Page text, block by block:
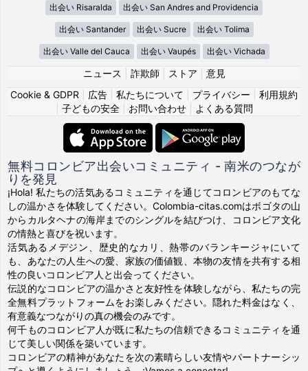
出会い Risaralda 出会い San Andres and Providencia
出会い Santander 出会い Sucre 出会い Tolima
出会い Valle del Cauca 出会い Vaupés 出会い Vichada
ニュース 詐欺師 ストア
意見
Cookie & GDPR
広告 私たちについて プライバシー
利用規約
子どもの安全| お問い合わせ| よくある質問
無料コロンビア出会いコミュニティ - 南米のつなが
りを発見
¡Hola! 私たちの活気あるコミュニティを通じてコロンビアのもてな
しの温かさを体験してください。Colombia-citas.comはボゴタの山
からカルタヘナの海岸までのシングルを結びつけ、コロンビア文化
の情熱と喜びを祝います。
活気あるメデジン、歴史的なカリ、熱帯のバランキージャにいて
も、あなたの人生への愛、家族の価値観、本物の友情を共有する相
性の良いコロンビア人と出会ってください。
伝説的なコロンビアの温かさと友好性を体験しながら、私たちの完
全無料プラットフォームをお楽しみください。隠れた料金はなく、
有意義なつながりの真の機会のみです。
何千ものコロンビア人が既に私たちの信頼できるコミュニティを通
じて美しい関係を築いています。
コロンビアの精神があなたを次の素晴らしい友情やパートナーシッ